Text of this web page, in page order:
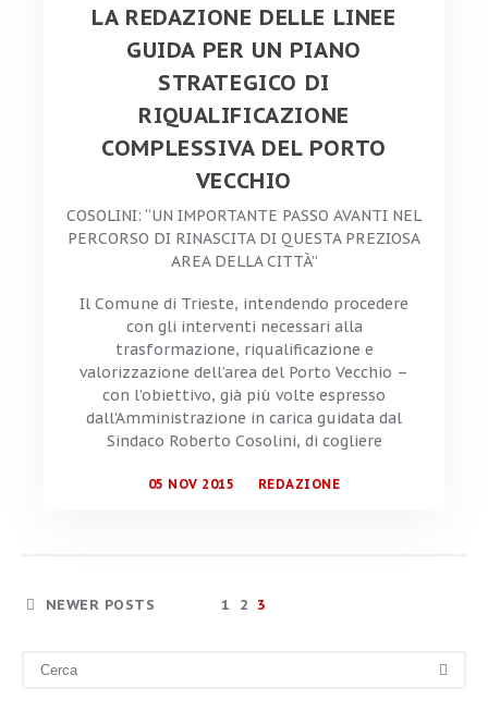
LA REDAZIONE DELLE LINEE
GUIDA PER UN PIANO
STRATEGICO DI
RIQUALIFICAZIONE
COMPLESSIVA DEL PORTO
VECCHIO
COSOLINI: “UN IMPORTANTE PASSO AVANTI NEL
PERCORSO DI RINASCITA DI QUESTA PREZIOSA
AREA DELLA CITTÀ”
Il Comune di Trieste, intendendo procedere
con gli interventi necessari alla
trasformazione, riqualificazione e
valorizzazione dell’area del Porto Vecchio –
con l’obiettivo, già più volte espresso
dall’Amministrazione in carica guidata dal
Sindaco Roberto Cosolini, di cogliere
05 NOV 2015 REDAZIONE
NEWER POSTS 1 2 3